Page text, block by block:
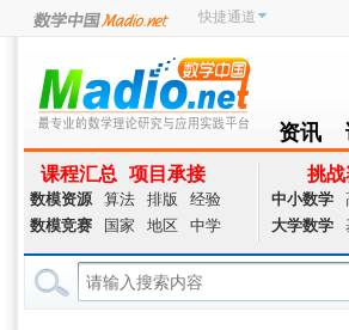
快捷通道
资讯
NEWS
课程汇总 项目承接
数模资源 算法 排版
经验
数模竞赛
国家 地区 中学
挑
中小数学
大学数学